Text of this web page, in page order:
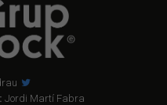
Jordi Martí Fabra